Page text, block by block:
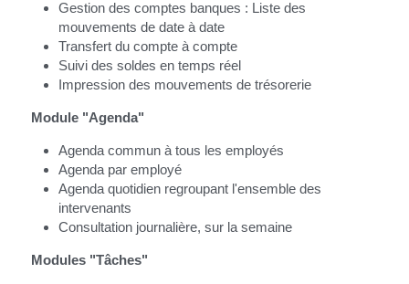
Gestion des comptes banques : Liste des
mouvements de date à date
Transfert du compte à compte
Suivi des soldes en temps réel
Impression des mouvements de trésorerie
Module "Agenda"
Agenda commun à tous les employés
Agenda par employé
Agenda quotidien regroupant l'ensemble des
intervenants
Consultation journalière, sur la semaine
Modules "Tâches"